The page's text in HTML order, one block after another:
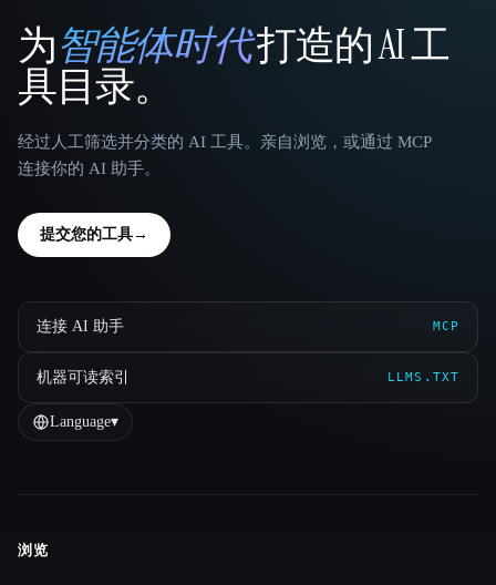
That AI Collection
为智能体时代打造的 AI 工
具目录。
经过人工筛选并分类的 AI 工具。亲自浏览，或通过 MCP
连接你的 AI 助手。
提交您的工具→
连接 AI 助手 MCP
机器可读索引 LLMS.TXT
Language▾
Site navigation
浏览